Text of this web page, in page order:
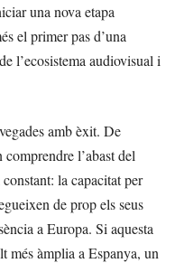
una nova etapa
el primer pas d’una
l’ecosistema audiovisual i
amb èxit. De
l’abast del
la capacitat per
de prop els seus
a Europa. Si aquesta
més àmplia a Espanya, un